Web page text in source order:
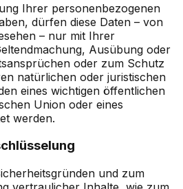
Ihrer personenbezogenen
dürfen diese Daten – von
– nur mit Ihrer
Ausübung oder
oder zum Schutz
natürlichen oder juristischen
eines wichtigen öffentlichen
Union oder eines
werden.
und zum